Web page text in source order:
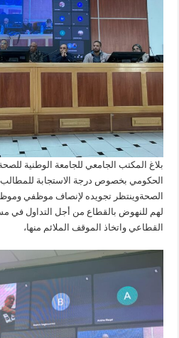
بلاغ المكتب الجامعي للجامعة الوطنية
الحكومي بخصوص درجة الاستجابة للمطالب
الصحةوينتظر تجويده لإنصاف موظفي
لهم للنهوض بالقطاع من أجل التداول في
القطاعي واتخاذ الموقف الملائم منها،